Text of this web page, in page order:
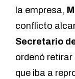
la empresa,
conflicto
Secretario
ordenó
que iba a